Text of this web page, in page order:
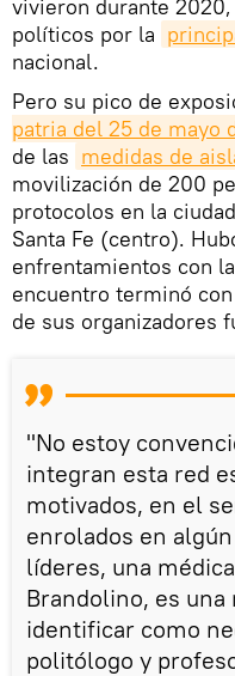
vivieron durante
políticos por la
nacional.
Pero su pico de
patria del 25 de mayo
de las medidas de
movilización de 200
protocolos en la
Santa Fe (centro).
enfrentamientos con
encuentro terminó
de sus organizadores
"No estoy
integran esta red
motivados, en el
enrolados en
líderes, una
Brandolino, es
identificar como
politólogo y